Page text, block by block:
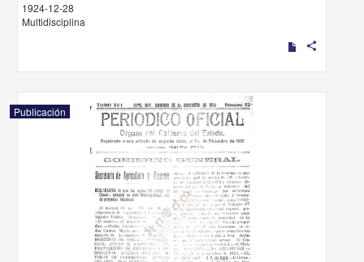
1924-12-28
Multidisciplina
share
Publicación